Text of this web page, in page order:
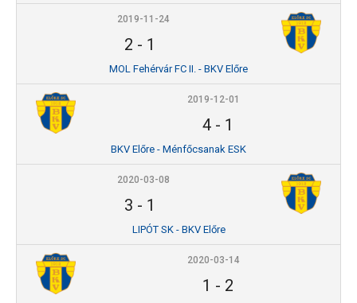
2019-11-24
2 - 1
MOL Fehérvár FC II. - BKV Előre
2019-12-01
4- 1
BKV Előre - Ménfőcsanak ESK
2020-03-08
3 - 1
LIPÓT SK - BKV Előre
2020-03-14
1 - 2